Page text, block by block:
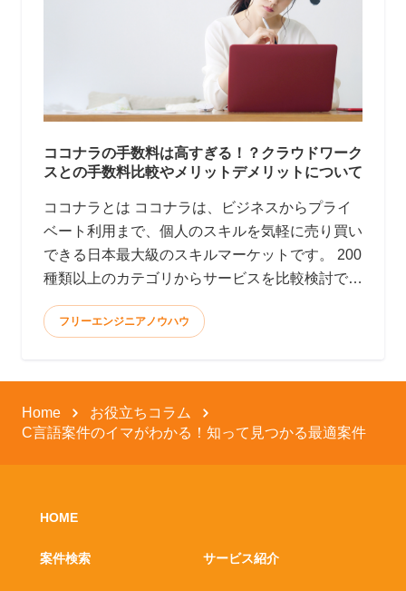
ココナラの手数料は高すぎる！？クラウドワーク
スとの手数料比較やメリットデメリットについて
ココナラとは ココナラは、ビジネスからプライ
ベート利用まで、個人のスキルを気軽に売り買い
できる日本最大級のスキルマーケットです。 200
種類以上のカテゴリからサービスを比較検討で
き、全てオン
フリーエンジニアノウハウ
Home
お役立ちコラム
C言語案件のイマがわかる！知って見つかる最適案件
HOME
案件検索 サービス紹介